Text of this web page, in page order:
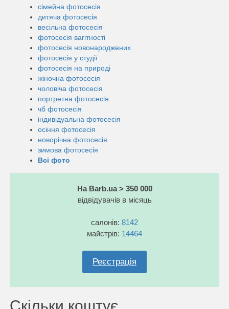
сімейна фотосесія
дитяча фотосесія
весільна фотосесія
фотосесія вагітності
фотосесія новонароджених
фотосесія у студії
фотосесія на природі
жіночна фотосесія
чоловіча фотосесія
портретна фотосесія
чб фотосесія
індивідуальна фотосесія
осіння фотосесія
новорічна фотосесія
зимова фотосесія
Всі фото
На Barb.ua > 350 000
відвідувачів в місяць
салонів: 8142
майстрів: 14464
Реєстрація
Скільки коштує